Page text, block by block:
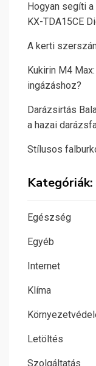
Hogyan segíti
KX-TDA15CE
A kerti
Kukirin M4
ingázáshoz?
Darázsirtás
a hazai
Stílusos
Kategóriák:
Egészség
Egyéb
Internet
Klíma
Letöltés
Szolgáltatás